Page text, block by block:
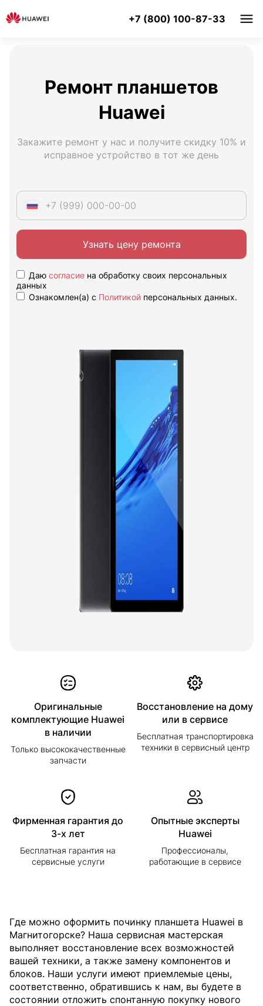
+7 (800) 100-87-33
Ремонт планшетов
Huawei
Закажите ремонт у нас и получите скидку 10% и
исправное устройство в тот же день
Узнать цену ремонта
Даю согласие на обработку своих персональных
данных
Ознакомлен(а) с Политикой персональных данных.
Оригинальные
комплектующие Huawei
в наличии
Только высококачественные
запчасти
Восстановление на дому
или в сервисе
Бесплатная транспортировка
техники в сервисный центр
Фирменная гарантия до
3-х лет
Бесплатная гарантия на
сервисные услуги
Опытные эксперты
Huawei
Профессионалы,
работающие в сервисе
Где можно оформить починку планшета Huawei в
Магнитогорске? Наша сервисная мастерская
выполняет восстановление всех возможностей
вашей техники, а также замену компонентов и
блоков. Наши услуги имеют приемлемые цены,
соответственно, обратившись к нам, вы будете в
состоянии отложить спонтанную покупку нового